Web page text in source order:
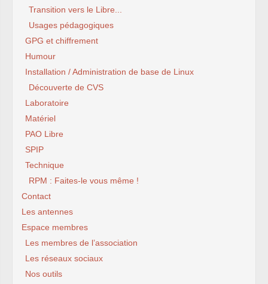
Transition vers le Libre...
Usages pédagogiques
GPG et chiffrement
Humour
Installation / Administration de base de Linux
Découverte de CVS
Laboratoire
Matériel
PAO Libre
SPIP
Technique
RPM : Faites-le vous même !
Contact
Les antennes
Espace membres
Les membres de l’association
Les réseaux sociaux
Nos outils